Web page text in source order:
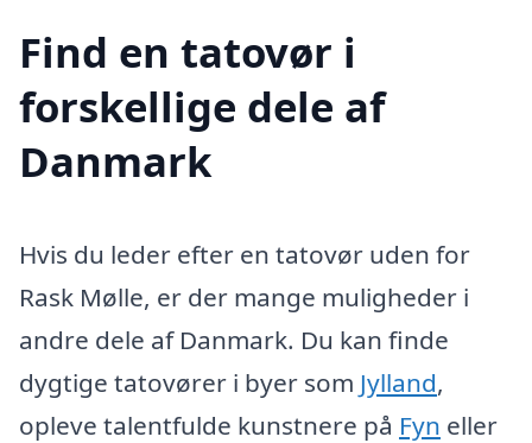
Find en tatovør i
forskellige dele af
Danmark
Hvis du leder efter en tatovør uden for
Rask Mølle, er der mange muligheder i
andre dele af Danmark. Du kan finde
dygtige tatovører i byer som Jylland,
opleve talentfulde kunstnere på Fyn eller